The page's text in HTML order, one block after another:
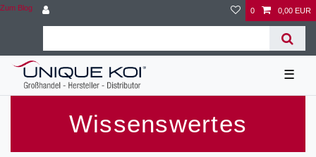
Zum Blog 0 0,00 EUR
☰
Wissenswertes